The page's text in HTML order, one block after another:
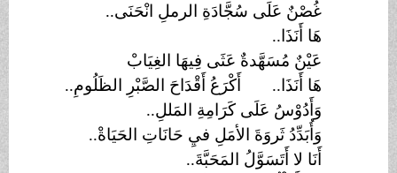
غُصْنٌ عَلَى سُجَّادَةِ الرملِ انْحَنَى..
هَا أَنَذَا..
عَيْنٌ مُسَهَّدةٌ عَثَى فِيهَا الغِيَابْ
هَا أَنَذَا.. أَكْرَعُ أَقْدَاحَ الصَّبْرِ الظَلُومِ..
وَأَدُوْسُ عَلَى كَرَامِةِ المَللِ..
وَأُبَدِّدُ ثَروَةَ الأمَلِ فيِ حَانَاتِ الحَيَاةْ..
أَنَا لا أَتَسَوَّلُ المَحَبَّةَ..